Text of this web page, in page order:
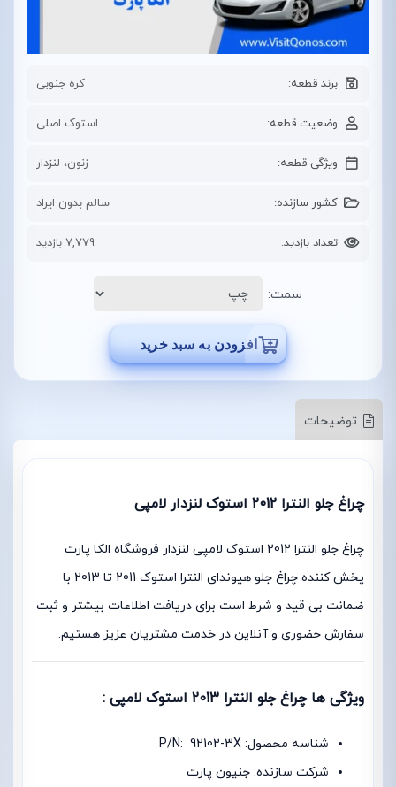
برند قطعه: کره جنوبی
وضعیت قطعه: استوک اصلی
ویژگی قطعه: زنون، لنزدار
کشور سازنده: سالم بدون ایراد
تعداد بازدید: 7,779 بازدید
سمت:
افزودن به سبد خرید
توضیحات
چراغ جلو النترا 2012 استوک لنزدار لامپی
چراغ جلو النترا 2012 استوک لامپی لنزدار فروشگاه الکا پارت
پخش کننده چراغ جلو هیوندای النترا استوک 2011 تا 2013 با
ضمانت بی قید و شرط است برای دریافت اطلاعات بیشتر و ثبت
سفارش حضوری و آنلاین در خدمت مشتریان عزیز هستیم.
ویژگی ها چراغ جلو النترا 2013 استوک لامپی :
شناسه محصول: P/N: 92102-3X
شرکت سازنده: جنیون پارت